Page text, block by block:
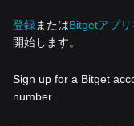
登録またはBitgetアプ
開始します。
Sign up for a Bitget
number.